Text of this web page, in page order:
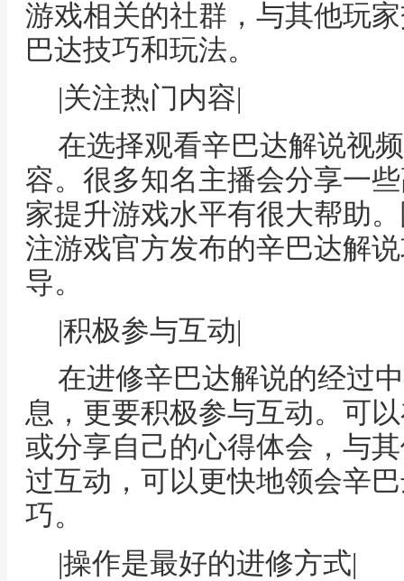
游戏相关的社群，与其他玩
巴达技巧和玩法。
|关注热门内容|
在选择观看辛巴达解说视
容。很多知名主播会分享一
家提升游戏水平有很大帮助
注游戏官方发布的辛巴达解
导。
|积极参与互动|
在进修辛巴达解说的经过
息，更要积极参与互动。可
或分享自己的心得体会，与
过互动，可以更快地领会辛
巧。
|操作是最好的进修方式|